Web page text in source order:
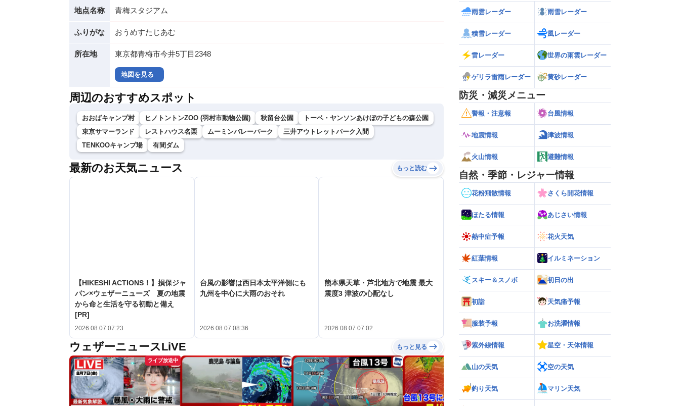
地点名称 青梅スタジアム
ふりがな おうめすたじあむ
所在地 東京都青梅市今井5丁目2348
地図を見る
周辺のおすすめスポット
おおばキャンプ村 ヒノトントンZOO (羽村市動物公園) 秋留台公園
トーベ・ヤンソンあけぼの子どもの森公園
東京サマーランド
レストハウス名栗 ムーミンバレーパーク
三井アウトレットパーク入間
TENKOOキャンプ場
有間ダム
最新のお天気ニュース もっと読む
【HIKESHI ACTIONS！】損保ジャ
パン×ウェザーニューズ 夏の地震
から命と生活を守る初動と備え
[PR]
2026.08.07 07:23
台風の影響は西日本太平洋側にも
九州を中心に大雨のおそれ
2026.08.07 08:36
熊本県天草・芦北地方で地震 最大
震度3 津波の心配なし
2026.08.07 07:02
ウェザーニュースLiVE もっと見る
ライブ放送中
雨雲レーダー 雨雪レーダー
積雪レーダー 風レーダー
雷レーダー 世界の雨雲レーダー
ゲリラ雷雨レーダー 黄砂レーダー
防災・減災メニュー
警報・注意報 台風情報
地震情報 津波情報
火山情報 避難情報
自然・季節・レジャー情報
花粉飛散情報 さくら開花情報
ほたる情報 あじさい情報
熱中症予報 花火天気
紅葉情報 イルミネーション
スキー＆スノボ 初日の出
初詣 天気痛予報
服装予報 お洗濯情報
紫外線情報 星空・天体情報
山の天気 空の天気
釣り天気 マリン天気